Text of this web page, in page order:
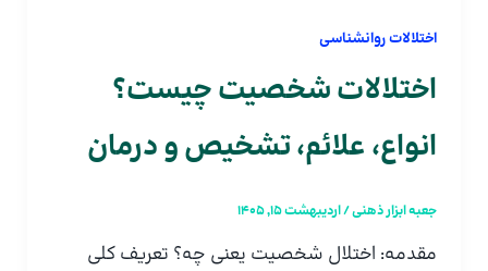
اختلالات روانشناسی
اختلالات شخصیت چیست؟
انواع، علائم، تشخیص و درمان
جعبه ابزار ذهنی/اردیبهشت 15, 1405
مقدمه: اختلال شخصیت یعنی چه؟ تعریف کلی